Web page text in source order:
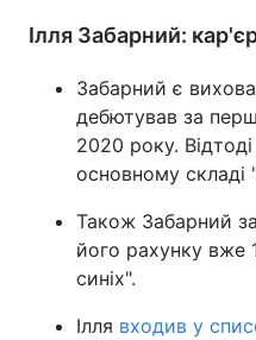
Ілля Забарний:
Забарний є
дебютував за
2020 року.
основному складі
Також Забарний
його рахунку вже
синіх".
Ілля входив у